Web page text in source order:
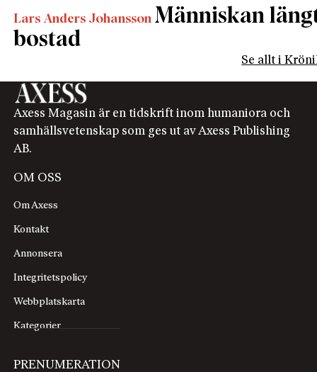
Lars Anders Johansson Människan
bostad
Se allt i
Axess Magasin är en tidskrift inom humaniora och
samhällsvetenskap som ges ut av Axess Publishing
AB.
OM OSS
Om Axess
Kontakt
Annonsera
Integritetspolicy
Webbplatskarta
Kategorier
PRENUMERATION